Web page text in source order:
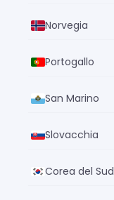
Norvegia
Portogallo
San Marino
Slovacchia
Corea del Sud